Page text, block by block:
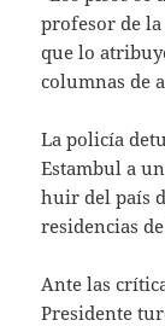
profesor de
que lo
columnas de
La policía
Estambul a
huir del país
residencias
Ante las
Presidente